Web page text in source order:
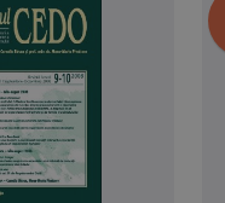
valabilitatea